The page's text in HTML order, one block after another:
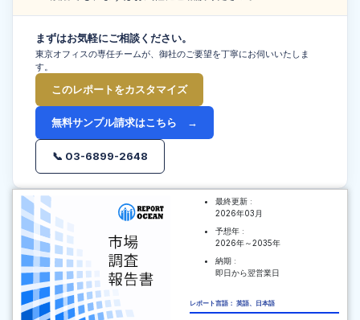
まずはお気軽にご相談ください。
東京オフィスの専任チームが、御社のご要望を丁寧にお伺いいたしま
す。
このレポートをカスタマイズ
無料サンプル請求はこちら →
📞 03-6899-2648
最終更新 :
2026年03月
予想年 :
2026年～2035年
納期 :
即日から翌営業日
レポート言語： 英語、日本語